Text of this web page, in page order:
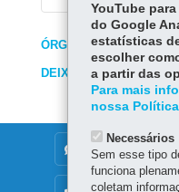
ÓRGÃO RESPONSÁVEL
DEIXE SUA OPINIÃO
DENUNCIE
YouTube
do Google
estatísticas
escolher
a partir das
Para mais
nossa
Necessários
Sem esse tipo
funciona
coletam